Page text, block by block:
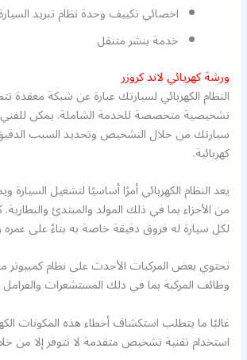
اخصائي تكييف وحدة نظام تبريد
خدمة بنشر متنقل
ورشة كهريائي لاند كروزر
النظام الكهربائي لسيارتك عبارة عن شبكة
تشخيصية متخصصة للخدمة الشاملة. يمكن للفني
سيارتك من خلال التشخيص وتحديد السبب
كهربائية.
يعد النظام الكهربائي أمرًا أساسيًا لتشغيل السيارة
من الأجزاء بما في ذلك المولد والمبتدئ
لكل سيارة له فروق دقيقة خاصة به بناءً على عمره
تحتوي بعض المركبات الأحدث على نظام كمبيوتر
وظائف المركبة بما في ذلك المستشعرات والفرامل
غالبًا ما يتطلب استكشاف أخطاء هذه المكونات
استخدام تقنية تشخيص متقدمة لا تتوفر إلا من